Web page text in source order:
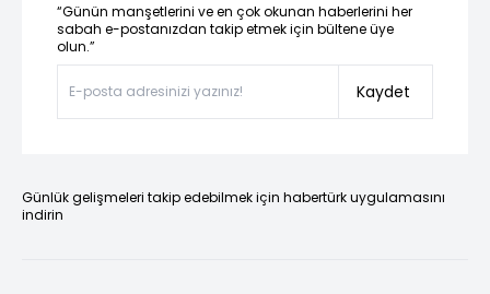
“Günün manşetlerini ve en çok okunan haberlerini her
sabah e-postanızdan takip etmek için bültene üye
olun.”
Kaydet
Günlük gelişmeleri takip edebilmek için habertürk uygulamasını
indirin